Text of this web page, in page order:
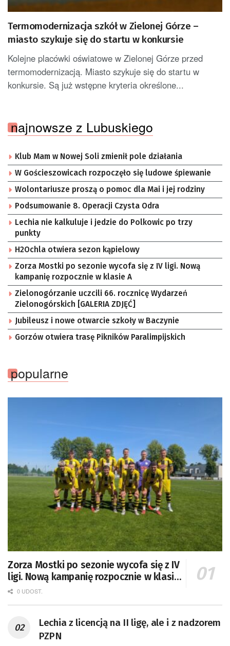
Termomodernizacja szkół w Zielonej Górze –
miasto szykuje się do startu w konkursie
Kolejne placówki oświatowe w Zielonej Górze przed
termomodernizacją. Miasto szykuje się do startu w
konkursie. Są już wstępne kryteria określone...
najnowsze z Lubuskiego
Klub Mam w Nowej Soli zmienił pole działania
W Gościeszowicach rozpoczęło się ludowe śpiewanie
Wolontariusze proszą o pomoc dla Mai i jej rodziny
Podsumowanie 8. Operacji Czysta Odra
Lechia nie kalkuluje i jedzie do Polkowic po trzy
punkty
H2Ochla otwiera sezon kąpielowy
Zorza Mostki po sezonie wycofa się z IV ligi. Nową
kampanię rozpocznie w klasie A
Zielonogórzanie uczcili 66. rocznicę Wydarzeń
Zielonogórskich [GALERIA ZDJĘĆ]
Jubileusz i nowe otwarcie szkoły w Baczynie
Gorzów otwiera trasę Pikników Paralimpijskich
popularne
Zorza Mostki po sezonie wycofa się z IV
ligi. Nową kampanię rozpocznie w klasie
A 0 UDOST.
Lechia z licencją na II ligę, ale i z nadzorem
PZPN